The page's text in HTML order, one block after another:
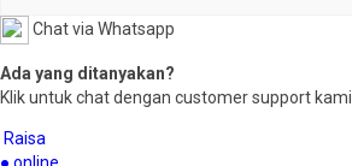
Chat via Whatsapp
Ada yang ditanyakan?
Klik untuk chat dengan customer support kami
Raisa